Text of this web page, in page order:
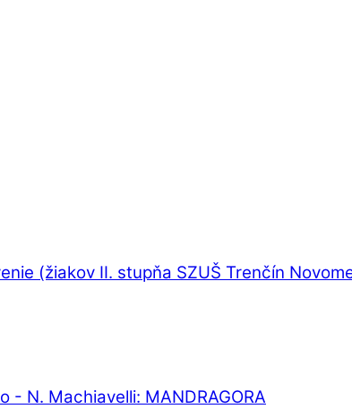
(žiakov II. stupňa SZUŠ Trenčín
- N. Machiavelli: MANDRAGORA